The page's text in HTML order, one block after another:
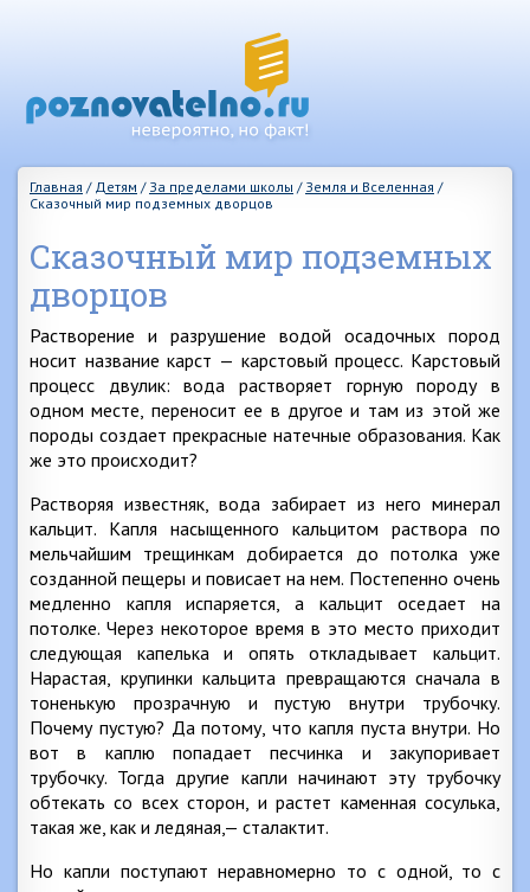
Главная / Детям / За пределами школы / Земля и Вселенная /
Сказочный мир подземных дворцов
Сказочный мир подземных
дворцов
Растворение и разрушение водой осадочных пород
носит название карст — карстовый процесс. Карстовый
процесс двулик: вода растворяет горную породу в
одном месте, переносит ее в другое и там из этой же
породы создает прекрасные натечные образования. Как
же это происходит?
Растворяя известняк, вода забирает из него минерал
кальцит. Капля насыщенного кальцитом раствора по
мельчайшим трещинкам добирается до потолка уже
созданной пещеры и повисает на нем. Постепенно очень
медленно капля испаряется, а кальцит оседает на
потолке. Через некоторое время в это место приходит
следующая капелька и опять откладывает кальцит.
Нарастая, крупинки кальцита превращаются сначала в
тоненькую прозрачную и пустую внутри трубочку.
Почему пустую? Да потому, что капля пуста внутри. Но
вот в каплю попадает песчинка и закупоривает
трубочку. Тогда другие капли начинают эту трубочку
обтекать со всех сторон, и растет каменная сосулька,
такая же, как и ледяная,— сталактит.
Но капли поступают неравномерно то с одной, то с